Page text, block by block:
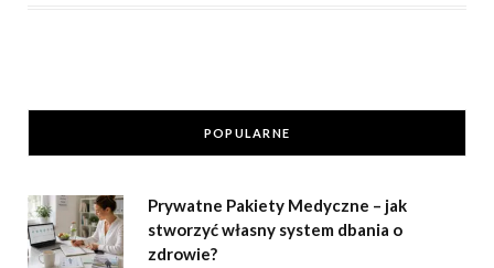
POPULARNE
Prywatne Pakiety Medyczne – jak
stworzyć własny system dbania o
zdrowie?